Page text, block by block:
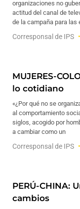
organizaciones no
actitud del canal de
de la campaña para
Corresponsal de IPS
MUJERES-
lo cotidiano
«¿Por qué no se
al comportamiento
siglos, acogido por
a cambiar como un
Corresponsal de IPS
PERÚ-CHINA:
cambios